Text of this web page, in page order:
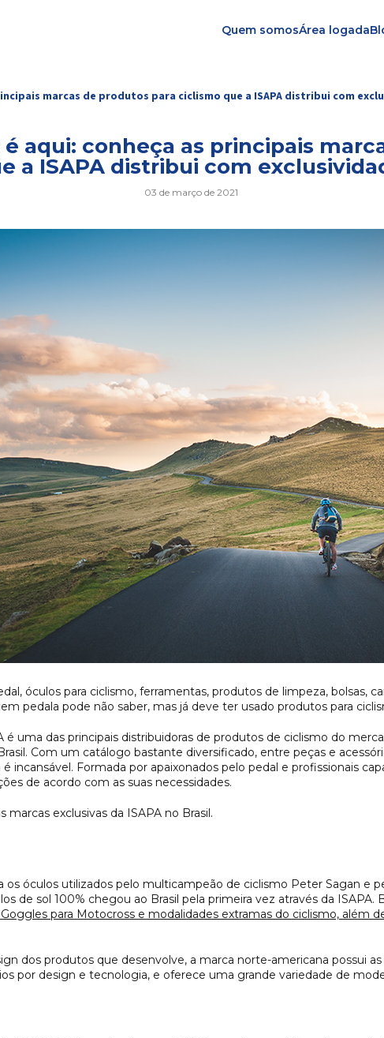
Quem somosÁrea logada
marcas de produtos para ciclismo que a ISAPA distribui com
aqui: conheça as principais
a ISAPA distribui com
03 de março de 2021
óculos para ciclismo, ferramentas, produtos de limpeza, bolsas,
pedala pode não saber, mas já deve ter usado produtos para
é uma das principais distribuidoras de produtos de ciclismo do
Com um catálogo bastante diversificado, entre peças e
incansável. Formada por apaixonados pelo pedal e profissionais
de acordo com as suas necessidades.
exclusivas da ISAPA no Brasil.
os óculos utilizados pelo multicampeão de ciclismo Peter Sagan e
de sol 100% chegou ao Brasil pela primeira vez através da ISAPA.
para Motocross e modalidades extramas do ciclismo, além
dos produtos que desenvolve, a marca norte-americana possui
por design e tecnologia, e oferece uma grande variedade de